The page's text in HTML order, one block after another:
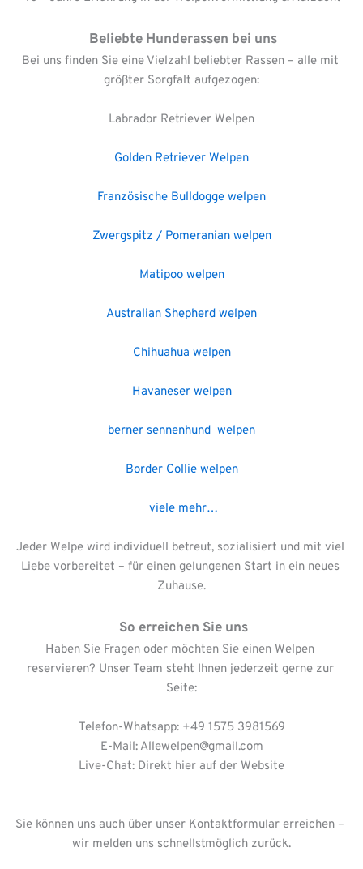
Beliebte Hunderassen bei uns
Bei uns finden Sie eine Vielzahl beliebter Rassen – alle mit
größter Sorgfalt aufgezogen:
Labrador Retriever Welpen
Golden Retriever Welpen
Französische Bulldogge welpen
Zwergspitz / Pomeranian welpen
Matipoo welpen
Australian Shepherd welpen
Chihuahua welpen
Havaneser welpen
berner sennenhund  welpen
Border Collie welpen
viele mehr…
Jeder Welpe wird individuell betreut, sozialisiert und mit viel
Liebe vorbereitet – für einen gelungenen Start in ein neues
Zuhause.
So erreichen Sie uns
Haben Sie Fragen oder möchten Sie einen Welpen
reservieren? Unser Team steht Ihnen jederzeit gerne zur
Seite:
Telefon-Whatsapp: +49 1575 3981569
E-Mail: Allewelpen@gmail.com
Live-Chat: Direkt hier auf der Website
Sie können uns auch über unser Kontaktformular erreichen –
wir melden uns schnellstmöglich zurück.